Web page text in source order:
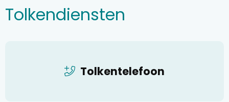
Tolkendiensten
Tolkentelefoon